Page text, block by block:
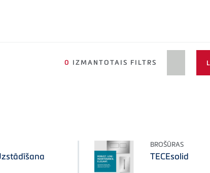
0 IZMANTOTAIS FILTRS
BROŠŪRAS
TECEsolid